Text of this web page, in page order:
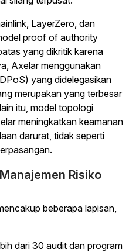
LayerZero, dan
proof of authority
yang dikritik karena
Axelar menggunakan
yang didelegasikan
merupakan yang terbesar
itu, model topologi
meningkatkan keamanan
darurat, tidak seperti
Risiko
beberapa lapisan,
dari 30 audit dan program